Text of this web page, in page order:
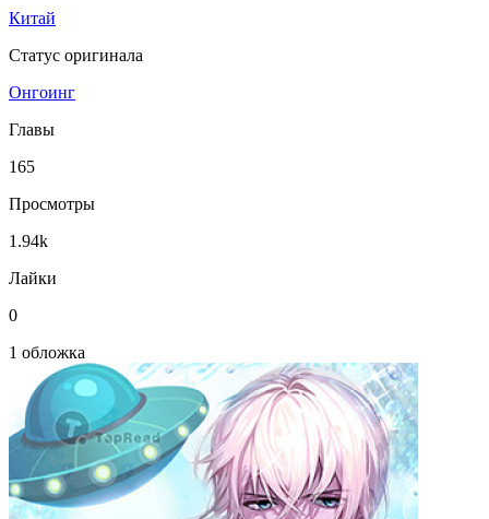
Китай
Статус оригинала
Онгоинг
Главы
165
Просмотры
1.94k
Лайки
0
1 обложка